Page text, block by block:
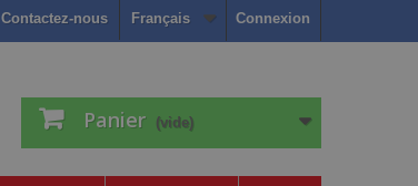
Connexion
Français
Contactez-nous
Panier (vide)